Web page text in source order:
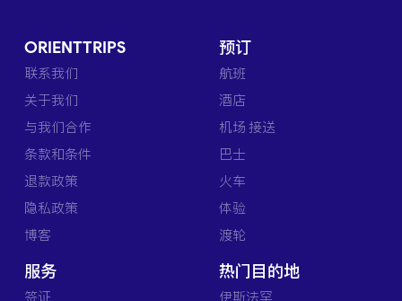
ORIENTTRIPS
联系我们
关于我们
与我们合作
条款和条件
退款政策
隐私政策
博客
预订
航班
酒店
机场 接送
巴士
火车
体验
渡轮
服务
签证
热门目的地
伊斯法罕